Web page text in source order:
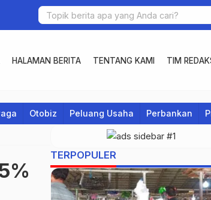
HALAMAN BERITA TENTANG KAMI TIM
Otobiz Peluang Usaha Perbankan
TERPOPULER